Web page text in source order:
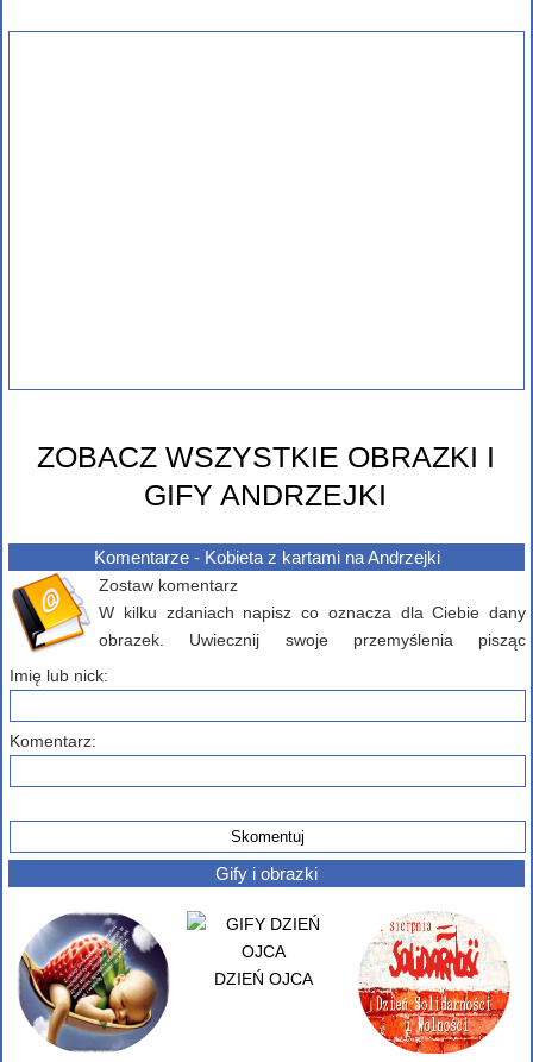
ZOBACZ WSZYSTKIE OBRAZKI I
GIFY ANDRZEJKI
Komentarze - Kobieta z kartami na Andrzejki
Zostaw komentarz
W kilku zdaniach napisz co oznacza dla Ciebie dany
obrazek. Uwiecznij swoje przemyślenia pisząc
Imię lub nick:
Komentarz:
Gify i obrazki
DZIEŃ OJCA